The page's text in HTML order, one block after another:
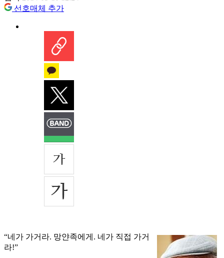
선호매체 추가
“네가 가거라. 망얀족에게. 네가 직접 가거
라!”